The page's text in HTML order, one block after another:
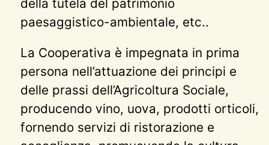
della tutela del patrimonio
paesaggistico-ambientale, etc..
La Cooperativa è impegnata in prima
persona nell’attuazione dei principi e
delle prassi dell’Agricoltura Sociale,
producendo vino, uova, prodotti orticoli,
fornendo servizi di ristorazione e